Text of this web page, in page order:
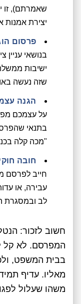
שאמרתם), זו
יצירת אמנות
פרסום
בנושאי עניין
ישיבות
שזה נעשה
הגנה
על עצמכם
בתנאי
"מכה קלה
חובה
חייב לפרסם
עבירה, או
לב ובמסגרת
חשוב לזכור:
המפרסם. לא קל
בבית המשפט,
מאליו. עדיף
משהו שעלול